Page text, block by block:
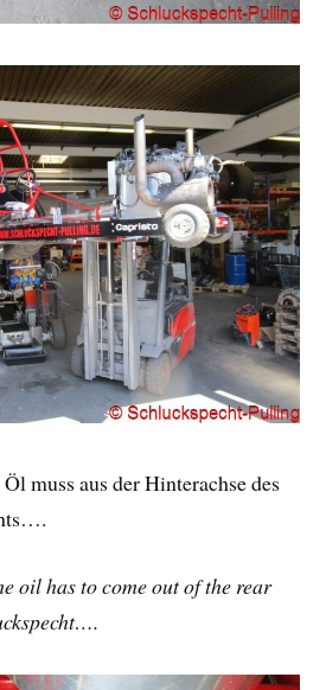
muss aus der Hinterachse des
oil has to come out of the rear